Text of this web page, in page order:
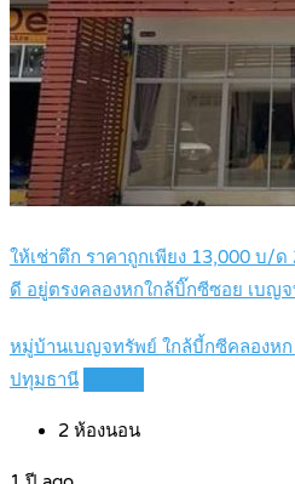
ให้เช่าตึก ราคาถูกเพียง 13,000 บ/
ดี อยู่ตรงคลองหกใกล้บิ๊กซีซอย เบญ
หมู่บ้านเบญจทรัพย์ ใกล้บี้กซีคลองห
ปทุมธานี
2 ห้องนอน